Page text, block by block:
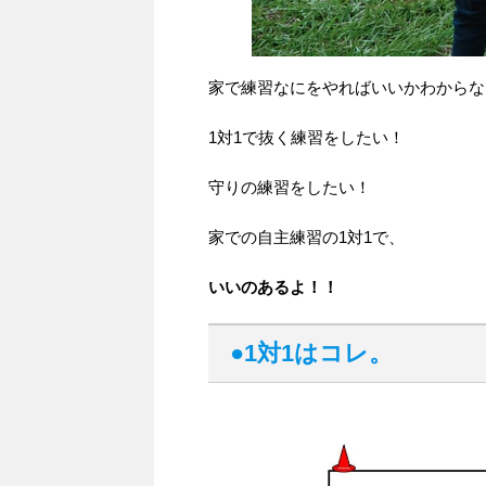
家で練習なにをやればいいかわから
1対1で抜く練習をしたい！
守りの練習をしたい！
家での自主練習の1対1で、
いいのあるよ！！
●1対1はコレ。